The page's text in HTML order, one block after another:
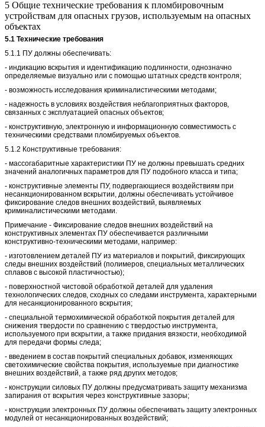
5 Общие технические требования к пломбировочным
устройствам для опасных грузов, используемым на опасных
объектах
5.1 Технические требования
5.1.1 ПУ должны обеспечивать:
- индикацию вскрытия и идентификацию подлинности, однозначно
определяемые визуально или с помощью штатных средств контроля;
- возможность исследования криминалистическими методами;
- надежность в условиях воздействия неблагоприятных факторов,
связанных с эксплуатацией опасных объектов;
- конструктивную, электронную и информационную совместимость с
техническими средствами пломбируемых объектов.
5.1.2 Конструктивные требования:
- массогабаритные характеристики ПУ не должны превышать средних
значений аналогичных параметров для ПУ подобного класса и типа;
- конструктивные элементы ПУ, подвергающиеся воздействиям при
несанкционированном вскрытии, должны обеспечивать устойчивое
фиксирование следов внешних воздействий, выявляемых
криминалистическими методами.
Примечание - Фиксирование следов внешних воздействий на
конструктивных элементах ПУ обеспечивается различными
конструктивно-техническими методами, например:
- изготовлением деталей ПУ из материалов и покрытий, фиксирующих
следы внешних воздействий (полимеров, специальных металлических
сплавов с высокой пластичностью);
- поверхностной чистовой обработкой деталей для удаления
технологических следов, сходных со следами инструмента, характерными
для несанкционированного вскрытия;
- специальной термохимической обработкой покрытия деталей для
снижения твердости по сравнению с твердостью инструмента,
используемого при вскрытии, а также придания вязкости, необходимой
для передачи формы следа;
- введением в состав покрытий специальных добавок, изменяющих
светохимические свойства покрытия, используемые при диагностике
внешних воздействий, а также ряд других методов;
- конструкции силовых ПУ должны предусматривать защиту механизма
запирания от вскрытия через конструктивные зазоры;
- конструкции электронных ПУ должны обеспечивать защиту электронных
модулей от несанкционированных воздействий;